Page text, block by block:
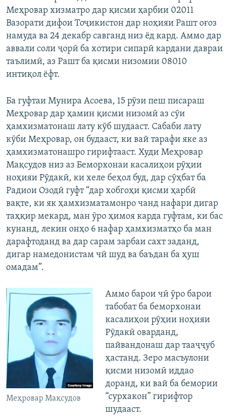
Меҳровар хизматро дар қисми ҳарбии 02011
Вазорати дифои Тоҷикистон дар ноҳияи Рашт оғоз
намуда ва 24 декабр савганд низ ёд кард. Аммо дар
аввали соли ҷорӣ ба хотири сипарӣ кардани давраи
таълимӣ, аз Рашт ба қисми низомии 08010
интиқол ёфт.
Ба гуфтаи Мунира Асоева, 15 рӯзи пеш писараш
Меҳровар дар ҳамин қисми низомӣ аз сӯи
ҳамхизматонаш лату кӯб шудааст. Сабаби лату
кӯби Меҳровар, он будааст, ки вай тарафи яке аз
ҳамхизматонашро гирифтааст. Худи Меҳровар
Мақсудов низ аз Беморхонаи касалиҳои рӯҳии
ноҳияи Рӯдакӣ, ки хеле беҳол буд, дар сӯҳбат ба
Радиои Озодӣ гуфт “дар хобгоҳи қисми ҳарбӣ
вақте, ки як ҳамхизматамонро чанд нафари дигар
таҳқир мекард, ман ӯро ҳимоя карда гуфтам, ки бас
кунанд, лекин онҳо 6 нафар ҳамхизматҳо ба ман
дарафтоданд ва дар сарам зарбаи сахт заданд,
дигар намедонистам чӣ шуд ва баъдан ба ҳуш
омадам”.
Меҳровар Мақсудов
Аммо барои чӣ ӯро барои
табобат ба беморхонаи
касалиҳои рӯҳии ноҳияи
Рӯдакӣ оварданд,
пайвандонаш дар тааҷҷуб
ҳастанд. Зеро масъулони
қисми низомӣ иддао
доранд, ки вай ба бемории
“сурхакон” гирифтор
шудааст.